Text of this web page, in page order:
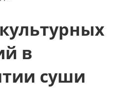
в
суши